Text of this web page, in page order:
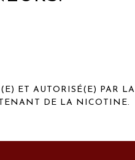
ET AUTORISÉ(E) PAR LA
DE LA NICOTINE.